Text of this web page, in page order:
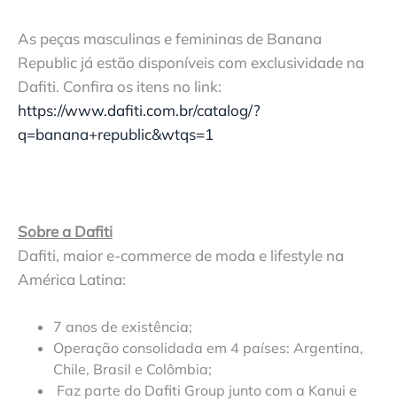
As peças masculinas e femininas de Banana
Republic já estão disponíveis com exclusividade na
Dafiti. Confira os itens no link:
https://www.dafiti.com.br/catalog/?
q=banana+republic&wtqs=1
Sobre a Dafiti
Dafiti, maior e-commerce de moda e lifestyle na
América Latina:
7 anos de existência;
Operação consolidada em 4 países: Argentina,
Chile, Brasil e Colômbia;
Faz parte do Dafiti Group junto com a Kanui e